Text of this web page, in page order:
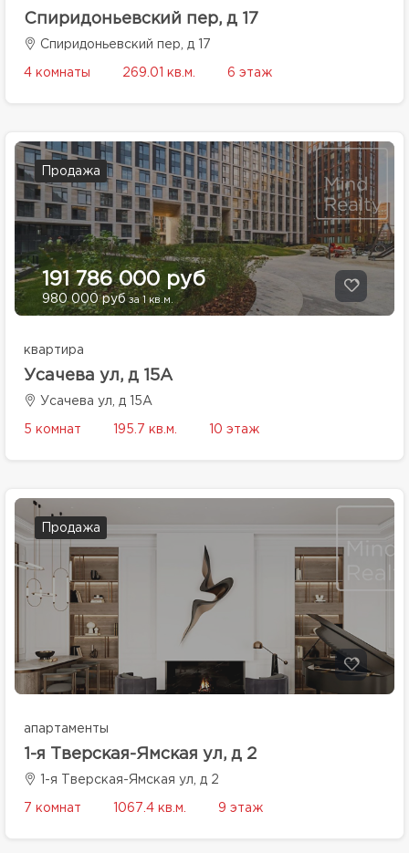
Спиридоньевский пер, д 17
Спиридоньевский пер, д 17
4 комнаты 269.01 кв.м. 6 этаж
Продажа
191 786 000 руб
980 000 руб за 1 кв.м.
квартира
Усачева ул, д 15А
Усачева ул, д 15А
5 комнат 195.7 кв.м. 10 этаж
Продажа
апартаменты
1-я Тверская-Ямская ул, д 2
1-я Тверская-Ямская ул, д 2
7 комнат 1067.4 кв.м. 9 этаж